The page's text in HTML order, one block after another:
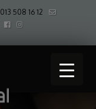
013 508 16 12